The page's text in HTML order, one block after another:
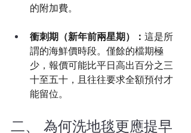
的附加費。
衝刺期（新年前兩星期）： 這是所
謂的海鮮價時段。僅餘的檔期極
少，報價可能比平日高出百分之三
十至五十，且往往要求全額預付才
能留位。
二、 為何洗地毯更應提早